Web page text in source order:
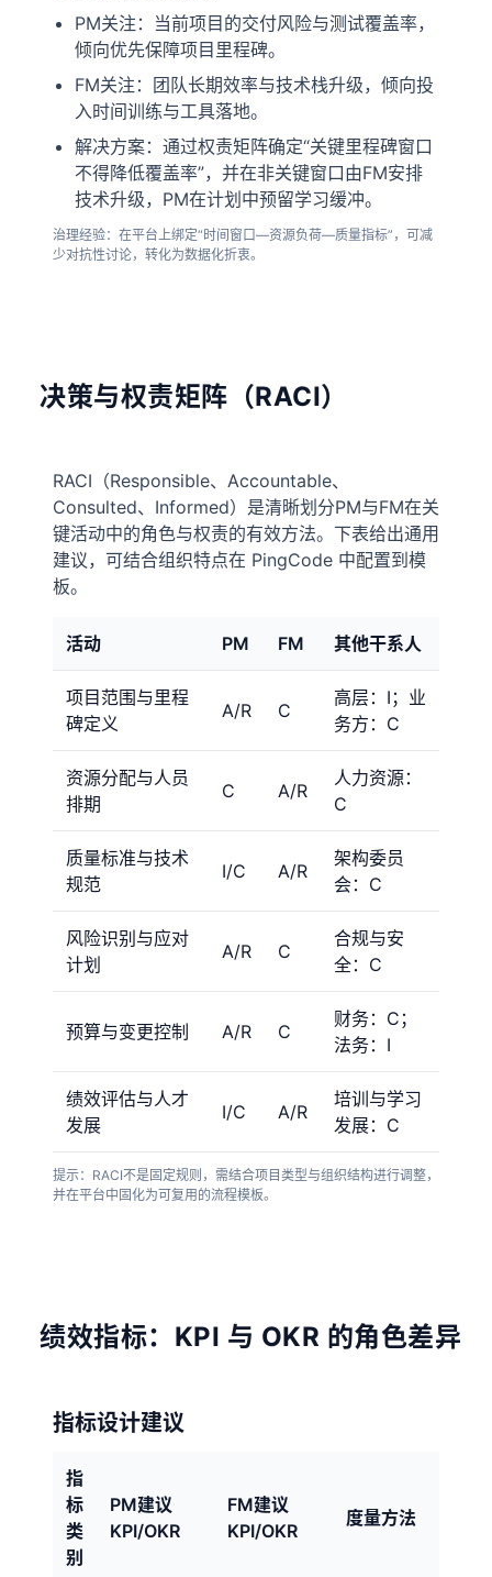
PM关注：当前项目的交付风险与测试覆盖率，
倾向优先保障项目里程碑。
FM关注：团队长期效率与技术栈升级，倾向投
入时间训练与工具落地。
解决方案：通过权责矩阵确定“关键里程碑窗口
不得降低覆盖率”，并在非关键窗口由FM安排
技术升级，PM在计划中预留学习缓冲。
治理经验：在平台上绑定“时间窗口—资源负荷—质量指标”，可减
少对抗性讨论，转化为数据化折衷。
决策与权责矩阵（RACI）
RACI（Responsible、Accountable、
Consulted、Informed）是清晰划分PM与FM在关
键活动中的角色与权责的有效方法。下表给出通用
建议，可结合组织特点在 PingCode 中配置到模
板。
活动 PM FM 其他干系人
项目范围与里程
碑定义
A/R C
高层：I；业
务方：C
资源分配与人员
排期
C A/R
人力资源：
C
质量标准与技术
规范
I/C A/R
架构委员
会：C
风险识别与应对
计划
A/R C
合规与安
全：C
预算与变更控制 A/R C
财务：C；
法务：I
绩效评估与人才
发展
I/C A/R
培训与学习
发展：C
提示：RACI不是固定规则，需结合项目类型与组织结构进行调整，
并在平台中固化为可复用的流程模板。
绩效指标：KPI 与 OKR 的角色差异
指标设计建议
指
标
类
别
PM建议
KPI/OKR
FM建议
KPI/OKR
度量方法